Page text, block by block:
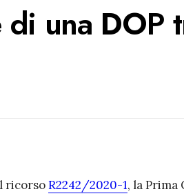
di una DOP
ricorsoR2242/2020-1, la Prima